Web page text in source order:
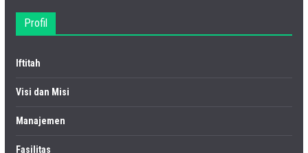
Profil
Iftitah
Visi dan Misi
Manajemen
Fasilitas